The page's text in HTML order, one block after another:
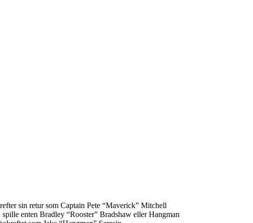
sin retur som Captain Pete “Maverick” Mitchell
enten Bradley “Rooster” Bradshaw eller Hangman